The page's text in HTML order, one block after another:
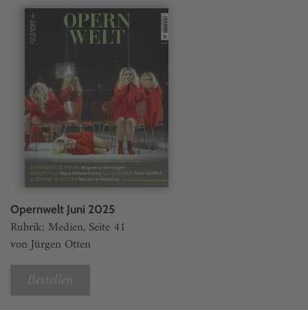
Opernwelt Juni 2025
Rubrik: Medien, Seite 41
von Jürgen Otten
Bestellen